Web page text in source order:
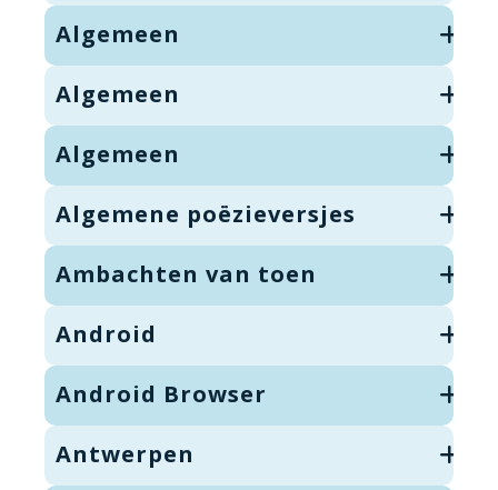
Algemeen
Algemeen
Algemeen
Algemene poëzieversjes
Ambachten van toen
Android
Android Browser
Antwerpen